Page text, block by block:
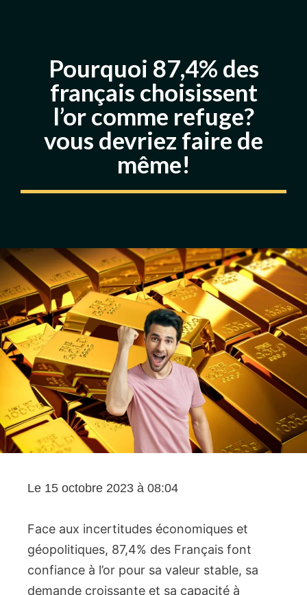
Pourquoi 87,4% des
français choisissent
l’or comme refuge?
vous devriez faire de
même!
Le 15 octobre 2023 à 08:04
Face aux incertitudes économiques et
géopolitiques, 87,4% des Français font
confiance à l’or pour sa valeur stable, sa
demande croissante et sa capacité à